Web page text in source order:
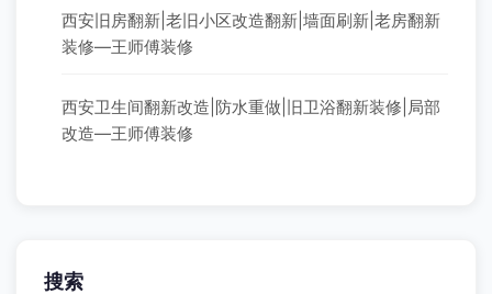
西安旧房翻新|老旧小区改造翻新|墙面刷新|老房翻新
装修—王师傅装修
西安卫生间翻新改造|防水重做|旧卫浴翻新装修|局部
改造—王师傅装修
搜索